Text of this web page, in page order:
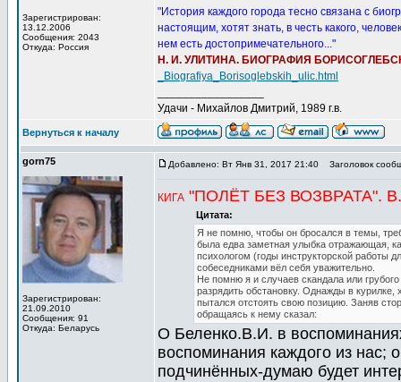
Зарегистрирован:
13.12.2006
Сообщения: 2043
Откуда: Россия
"История каждого города тесно связана с
настоящим, хотят знать, в честь какого,
нем есть достопримечательного..."
Н. И. УЛИТИНА. БИОГРАФИЯ
_Biografiya_Borisoglebskih_ulic.html
Удачи - Михайлов Дмитрий, 1989 г.в.
Вернуться к началу
gorn75
Зарегистрирован:
21.09.2010
Сообщения: 91
Откуда: Беларусь
Добавлено: Вт Янв 31, 2017 21:40 Заголовок
КИГА "ПОЛЁТ БЕЗ ВОЗВРАТА".
Цитата:
Я не помню, чтобы он бросался в темы,
была едва заметная улыбка отражающая,
психологом (годы инструкторской работы
собеседниками вёл себя уважительно.
Не помню я и случаев скандала или
разрядить обстановку. Однажды в
пытался отстоять свою позицию. Заняв
обращаясь к нему сказал:
О Беленко.В.И. в
воспоминания каждого из нас;
подчинённых-думаю будет